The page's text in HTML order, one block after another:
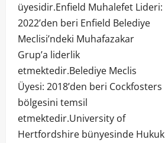
üyesidir.Enfield Muhalefet Lideri:
2022’den beri Enfield Belediye
Meclisi’ndeki Muhafazakar
Grup’a liderlik
etmektedir.Belediye Meclis
Üyesi: 2018’den beri Cockfosters
bölgesini temsil
etmektedir.University of
Hertfordshire bünyesinde Hukuk